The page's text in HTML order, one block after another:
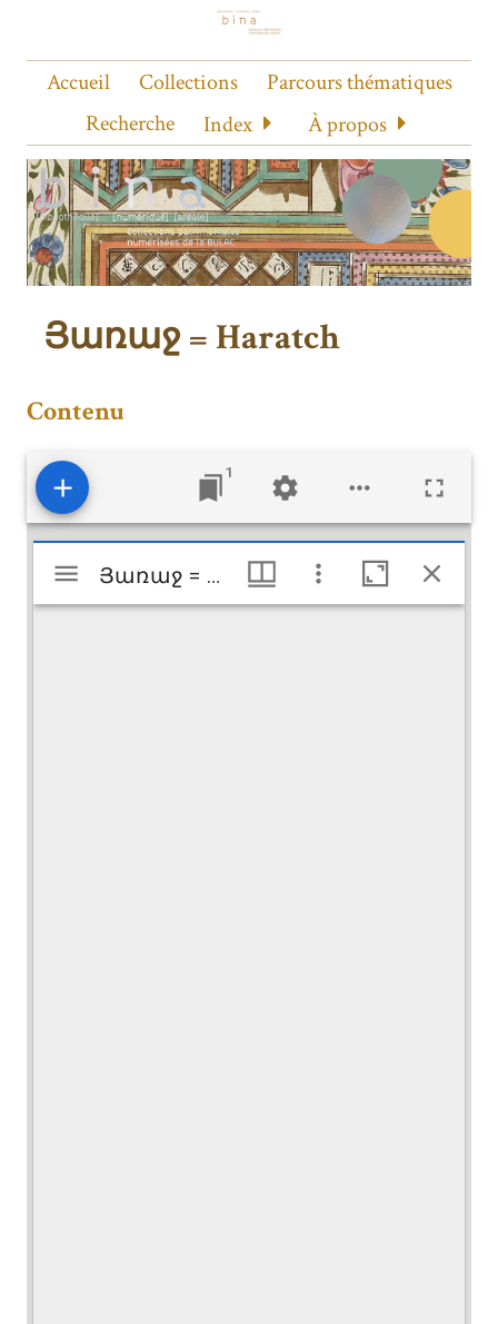
Accueil Collections
Parcours thématiques
Recherche
Index À propos
Յառաջ = Haratch
Contenu
1
Visualiseur
Mirador
Յառաջ = Haratch
Յառաջ = Haratch